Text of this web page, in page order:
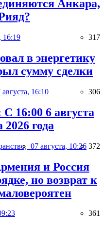
Анкара,
16:19 317
в энергетику
сумму сделки
августа, 16:10 306
16:00 6 августа
2026 года
07 августа, 10:26 372
и Россия
но возврат к
361